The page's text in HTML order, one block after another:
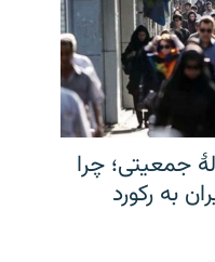
جمعیتی؛ چرا
به رکورد